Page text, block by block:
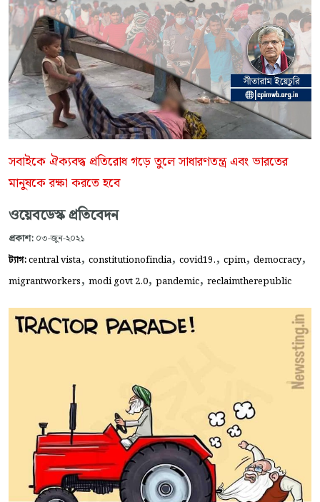
সবাইকে ঐক্যবদ্ধ প্রতিরোধ গড়ে তুলে সাধারণতন্ত্র এবং ভারতের
মানুষকে রক্ষা করতে হবে
ওয়েবডেস্ক প্রতিবেদন
প্রকাশ: ০৩-জুন-২০২১
ট্যাগ:central vista, constitutionofindia, covid19., cpim, democracy,
migrantworkers, modi govt 2.0, pandemic, reclaimtherepublic